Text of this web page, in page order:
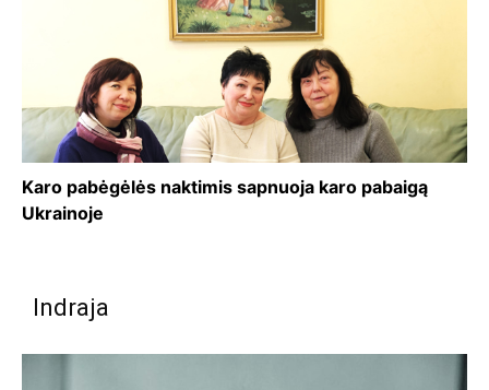
Karo pabėgėlės naktimis sapnuoja karo pabaigą
Ukrainoje
Indraja